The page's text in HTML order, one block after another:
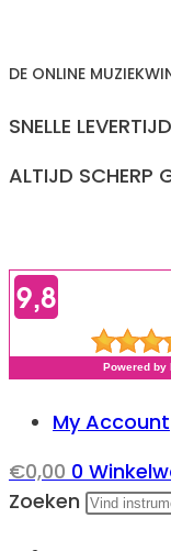
inhoud
DE ONLINE
SNELLE LEVERTIJD
ALTIJD SCHERP
My Account
€0,00 0
Zoeken